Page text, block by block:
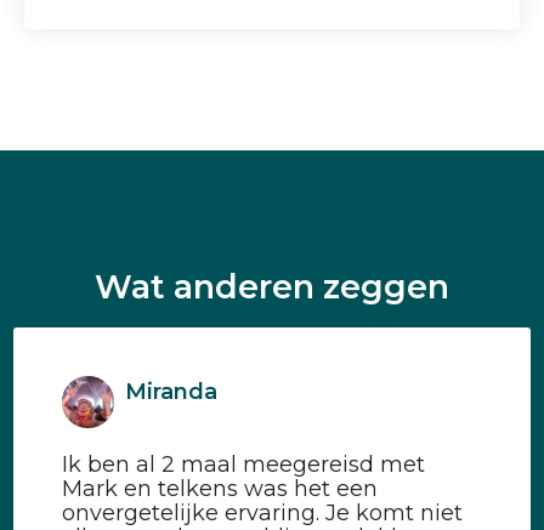
Wat anderen zeggen
Miranda
Ik ben al 2 maal meegereisd met
Mark en telkens was het een
onvergetelijke ervaring. Je komt niet